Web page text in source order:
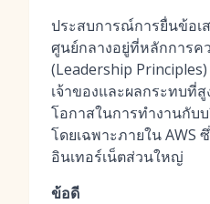
ประสบการณ์การยื่นข้อเ
ศูนย์กลางอยู่ที่หลักการค
(Leadership
เจ้าของและผลกระทบที่
โอกาสในการทำงานกับ
โดยเฉพาะภายใน AWS
อินเทอร์เน็ตส่วนใหญ่
ข้อดี